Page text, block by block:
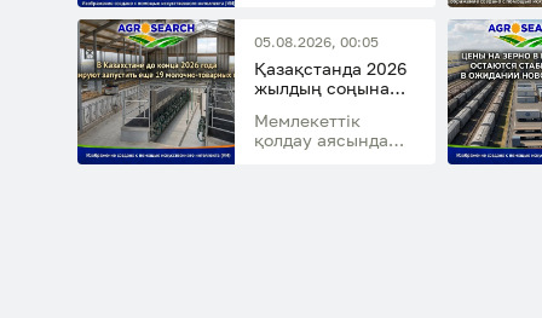
орталығында және
шығысында
күтіледі
05.08.2026, 00:05
Қазақстанда 2026
жылдың соңына
тауар фермасын
іске қосу
Мемлекеттік
қолдау аясында